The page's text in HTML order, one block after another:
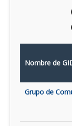
Nombre de
Grupo de